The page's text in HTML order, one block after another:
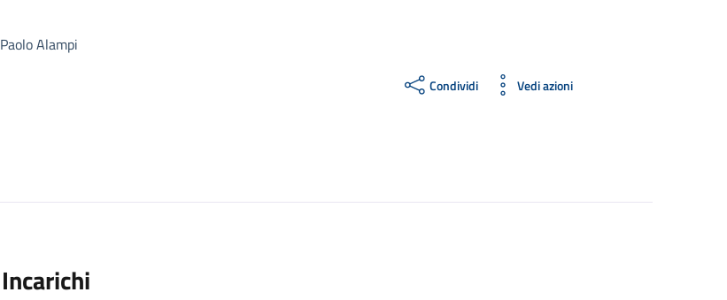
Paolo Alampi
Condividi Vedi azioni
Incarichi